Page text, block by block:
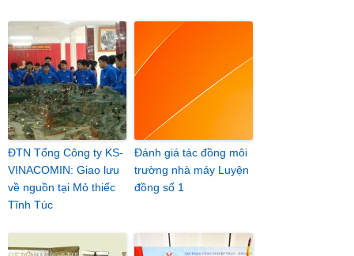
ĐTN Tổng Công ty KS-
VINACOMIN: Giao lưu
về nguồn tại Mỏ thiếc
Tĩnh Túc
Đánh giá tác đồng môi
trường nhà máy Luyện
đồng số 1